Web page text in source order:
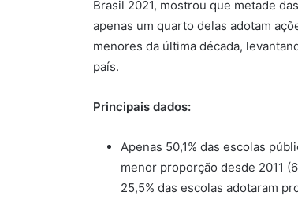
Brasil 2021, mostrou que metade
apenas um quarto delas adotam
menores da última década,
país.
Principais dados:
Apenas 50,1% das escolas
menor proporção desde 2011
25,5% das escolas adotaram